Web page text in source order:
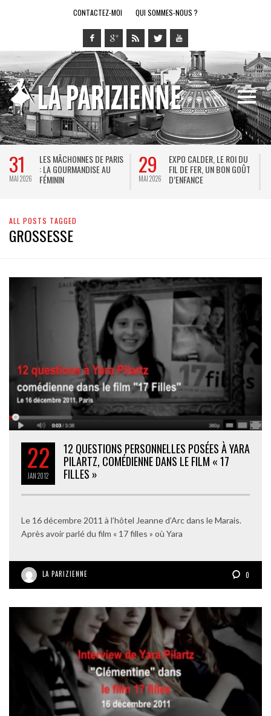
CONTACTEZ-MOI QUI SOMMES-NOUS ?
31
MAI 2026
LES MÂCHONNES DE PARIS
: LA GOURMANDISE AU
FÉMININ
29
MAI 2026
EXPO CALDER, LE ROI DU
FIL DE FER, UN BON GOÛT
D’ENFANCE
ALL POSTS TAGGED
GROSSESSE
22
JAN2012
12 QUESTIONS PERSONNELLES POSÉES À YARA
PILARTZ, COMÉDIENNE DANS LE FILM « 17
FILLES »
Le 16 décembre 2011 à l’hôtel Jeanne d’Arc dans le Marais.
Après avoir parlé du film « 17 filles » où Yara
LA PARIZIENNE 0